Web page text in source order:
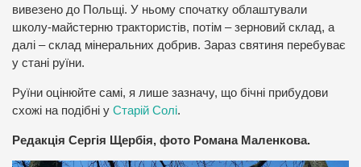
вивезено до Польщі. У ньому спочатку облаштували
школу-майстерню трактористів, потім – зерновий склад, а
далі – склад мінеральних добрив. Зараз святиня перебуває
у стані руїни.
Руїни оцінюйте самі, я лише зазначу, що бічні прибудови
схожі на подібні у Старій Солі.
Редакція Сергія Щербія, фото Романа Маленкова.